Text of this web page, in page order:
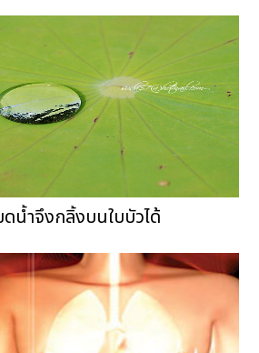
ดน้ำจึงกลิ้งบนใบบัวได้